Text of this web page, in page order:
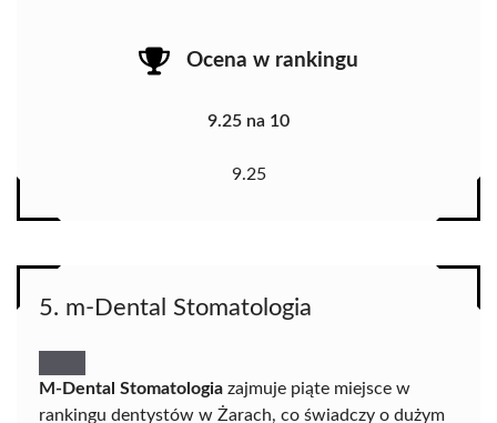
Ocena w rankingu
9.25 na 10
9.25
5. m-Dental Stomatologia
M-Dental Stomatologia zajmuje piąte miejsce w
rankingu dentystów w Żarach, co świadczy o dużym